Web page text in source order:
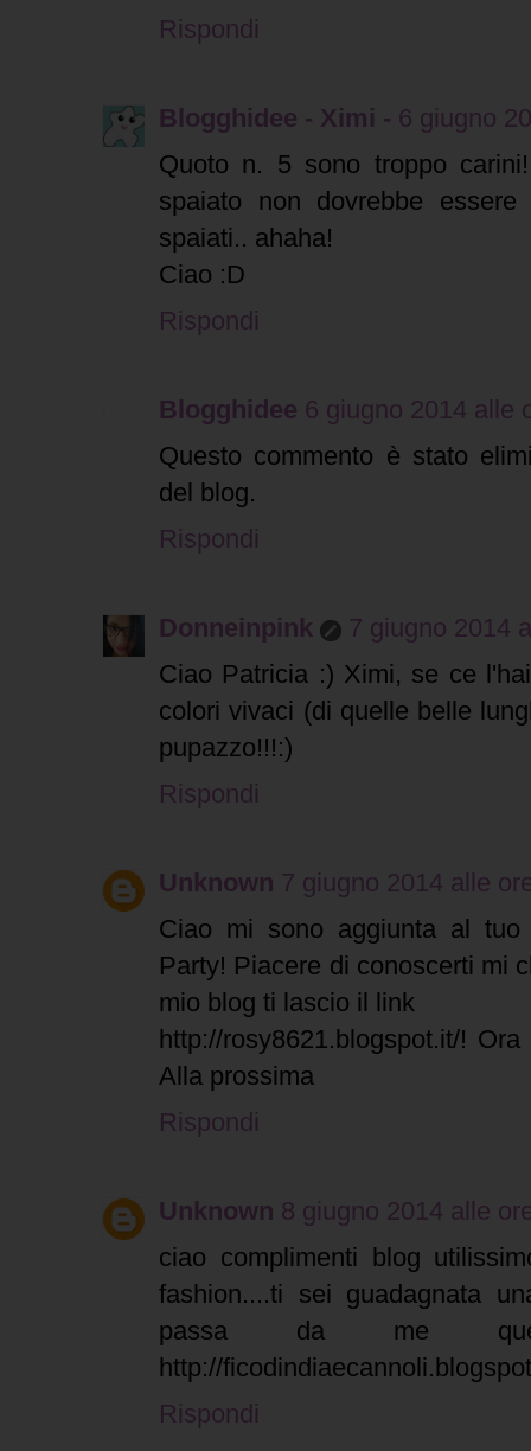
Rispondi
Blogghidee - Ximi - 6 giugno
Quoto n. 5 sono troppo
spaiato non dovrebbe
spaiati.. ahaha!
Ciao :D
Rispondi
Blogghidee 6 giugno 2014 alle
Questo commento è stato
del blog.
Rispondi
Donneinpink
7 giugno 2014
Ciao Patricia :) Ximi, se ce
colori vivaci (di quelle belle
pupazzo!!!:)
Rispondi
Unknown 7 giugno 2014 alle
Ciao mi sono aggiunta al
Party! Piacere di conoscerti mi
mio blog ti lascio il link
http://rosy8621.blogspot.it/!
Alla prossima
Rispondi
Unknown 8 giugno 2014 alle
ciao complimenti blog
fashion....ti sei guadagnata
passa da me
http://
Rispondi